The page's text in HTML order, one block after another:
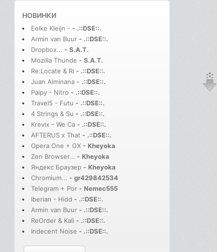
НОВИНКИ
Eelke Kleijn - - .::DSE::.
Armin van Buur - .::DSE::.
Dropbox... - S.A.T.
Mozilla Thunde - S.A.T.
Re:Locate & Ri - .::DSE::.
Juan Alminana - .::DSE::.
Paipy - Nitro - .::DSE::.
Travel5 - Futu - .::DSE::.
4 Strings & Su - .::DSE::.
Krevix - We Ca - .::DSE::.
AFTERUS x That - .::DSE::.
Opera One + GX - Kheyoka
Zen Browser... - Kheyoka
Яндекс Браузер - Kheyoka
Chromium... - gr429842534
Telegram + Por - Nemec555
Iberian - Hidd - .::DSE::.
Armin van Buur - .::DSE::.
ReOrder & Kali - .::DSE::.
Indecent Noise - .::DSE::.